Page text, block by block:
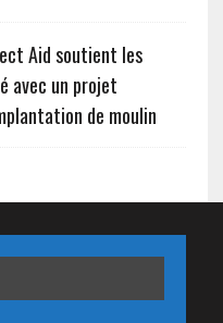
Aid soutient les
avec un projet
de moulin